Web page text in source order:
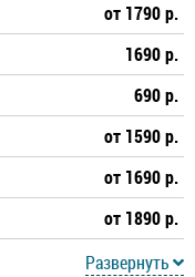
от 1790 р.
1690 р.
690 р.
от 1590 р.
от 1690 р.
от 1890 р.
Развернуть